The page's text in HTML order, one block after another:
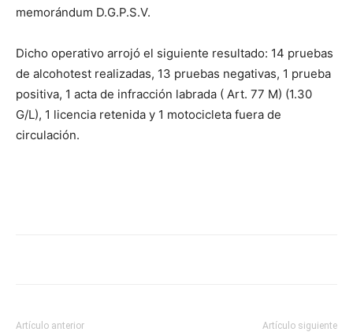
se
memorándum D.G.P.S.V.
Dicho operativo arrojó el siguiente resultado: 14 pruebas
de alcohotest realizadas, 13 pruebas negativas, 1 prueba
positiva, 1 acta de infracción labrada ( Art. 77 M) (1.30
G/L), 1 licencia retenida y 1 motocicleta fuera de
circulación.
Artículo anterior Artículo siguiente